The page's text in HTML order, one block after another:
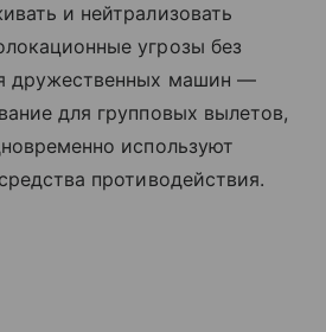
и нейтрализовать
угрозы без
дружественных машин —
для групповых вылетов,
используют
противодействия.